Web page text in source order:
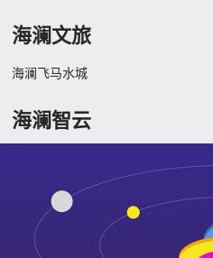
海澜文旅
海澜飞马水城
海澜智云